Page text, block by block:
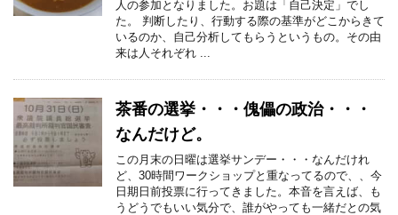
人の参加となりました。お題は「自己決定」でし
た。 判断したり、行動する際の基準がどこからきて
いるのか、自己分析してもらうというもの。その由
来は人それぞれ ...
茶番の選挙・・・傀儡の政治・・・
なんだけど。
この月末の日曜は選挙サンデー・・・なんだけれ
ど、30時間ワークショップと重なってるので、、今
日期日前投票に行ってきました。本音を言えば、も
うどうでもいい気分で、誰がやっても一緒だとの気